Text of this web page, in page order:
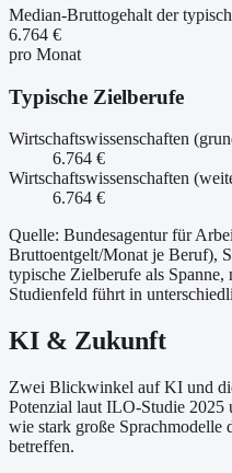
Median-Bruttogehalt der
6.764 €
pro Monat
Typische Zielberufe
Wirtschaftswissenschaften
6.764 €
Wirtschaftswissenschaften
6.764 €
Quelle: Bundesagentur für
Bruttoentgelt/Monat je Beruf),
typische Zielberufe als
Studienfeld führt in
KI & Zukunft
Zwei Blickwinkel auf KI und
Potenzial laut ILO-Studie 2025
wie stark große Sprachmodelle
betreffen.